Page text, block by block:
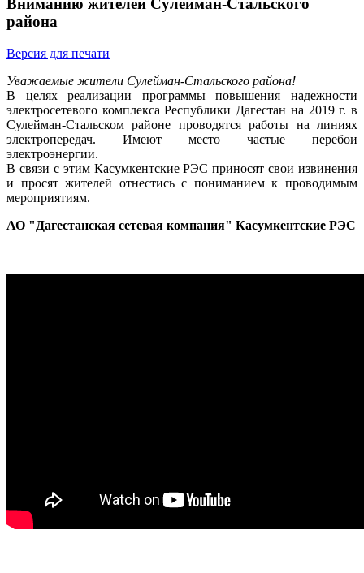
Вниманию жителей Сулейман-Стальского
района
Версия для печати
Уважаемые жители Сулейман-Стальского района!
В целях реализации программы повышения надежности
электросетевого комплекса Республики Дагестан на 2019 г. в
Сулейман-Стальском районе проводятся работы на линиях
электропередач. Имеют место частые перебои
электроэнергии.
В связи с этим Касумкентские РЭС приносят свои извинения
и просят жителей отнестись с пониманием к проводимым
мероприятиям.
АО "Дагестанская сетевая компания" Касумкентские РЭС